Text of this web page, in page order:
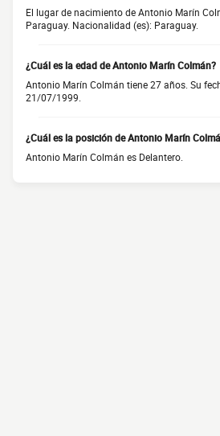
El lugar de nacimiento de Antonio Marín
Paraguay. Nacionalidad (es): Paraguay.
¿Cuál es la edad de Antonio Marín Colmán?
Antonio Marín Colmán tiene 27 años. Su
21/07/1999.
¿Cuál es la posición de Antonio Marín
Antonio Marín Colmán es Delantero.